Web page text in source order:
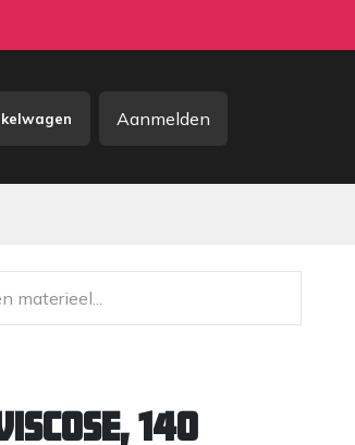
Aanmelden
140